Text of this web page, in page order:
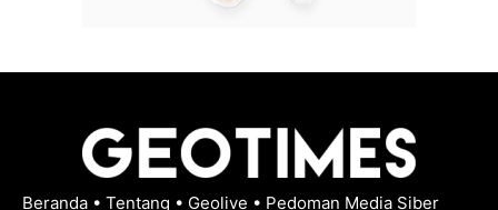
Beranda • Tentang • Geolive • Pedoman Media Siber